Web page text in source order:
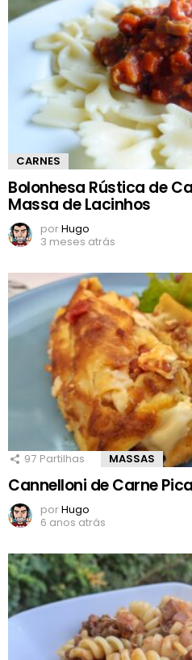
CARNES
Bolonhesa Rústica de
Massa de Lacinhos
porHugo
3 meses atrás
97 Partilhas MASSAS
Cannelloni de Carne
porHugo
6 anos atrás